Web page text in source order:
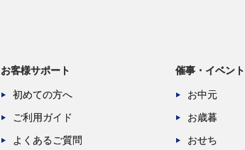
お客様サポート
初めての方へ
ご利用ガイド
よくあるご質問
催事・イベント
お中元
お歳暮
おせち